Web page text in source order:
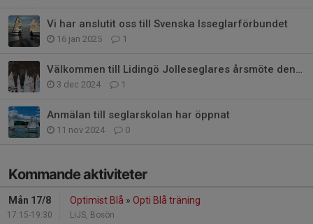
Vi har anslutit oss till Svenska Isseglarförbundet
16 jan 2025 1
Välkommen till Lidingö Jolleseglares årsmöte den 17/12 kl 19:00
3 dec 2024 1
Anmälan till seglarskolan har öppnat
11 nov 2024 0
Kommande aktiviteter
Mån 17/8
17:15-19:30
Optimist Blå » Opti Blå träning
LiJS, Bosön